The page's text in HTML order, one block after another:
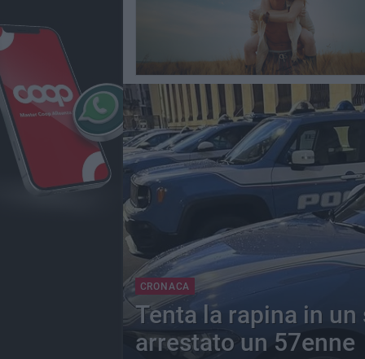
CRONACA
Tenta la rapina in
arrestato un 57enne